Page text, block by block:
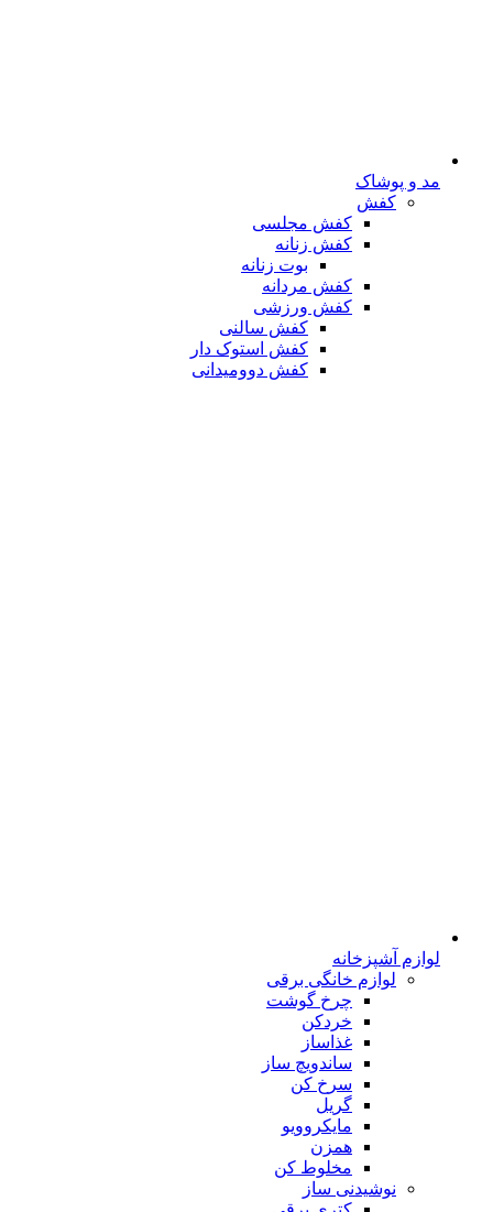
مد و پوشاک
کفش
کفش مجلسی
کفش زنانه
بوت زنانه
کفش مردانه
کفش ورزشی
کفش سالنی
کفش استوک دار
کفش دوومیدانی
لوازم آشپزخانه
لوازم خانگی برقی
چرخ گوشت
خردکن
غذاساز
ساندویچ ساز
سرخ کن
گریل
مایکروویو
همزن
مخلوط کن
نوشیدنی ساز